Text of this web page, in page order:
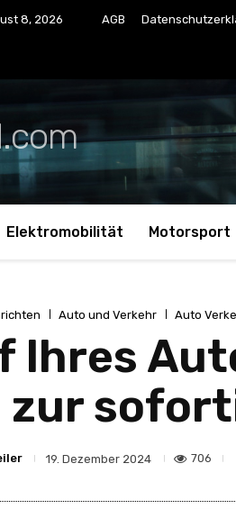
8, 2026 AGB
Elektromobilität Motorsport
Auto und Verkehr Auto
Ihres
zur
19. Dezember 2024 706